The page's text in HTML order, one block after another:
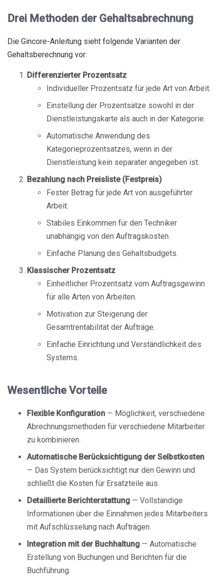
Drei Methoden der Gehaltsabrechnung
Die Gincore-Anleitung sieht folgende Varianten der
Gehaltsberechnung vor:
Differenzierter Prozentsatz
Individueller Prozentsatz für jede Art von Arbeit.
Einstellung der Prozentsätze sowohl in der
Dienstleistungskarte als auch in der Kategorie.
Automatische Anwendung des
Kategorieprozentsatzes, wenn in der
Dienstleistung kein separater angegeben ist.
Bezahlung nach Preisliste (Festpreis)
Fester Betrag für jede Art von ausgeführter
Arbeit.
Stabiles Einkommen für den Techniker
unabhängig von den Auftragskosten.
Einfache Planung des Gehaltsbudgets.
Klassischer Prozentsatz
Einheitlicher Prozentsatz vom Auftragsgewinn
für alle Arten von Arbeiten.
Motivation zur Steigerung der
Gesamtrentabilität der Aufträge.
Einfache Einrichtung und Verständlichkeit des
Systems.
Wesentliche Vorteile
Flexible Konfiguration — Möglichkeit, verschiedene
Abrechnungsmethoden für verschiedene Mitarbeiter
zu kombinieren.
Automatische Berücksichtigung der Selbstkosten
— Das System berücksichtigt nur den Gewinn und
schließt die Kosten für Ersatzteile aus.
Detaillierte Berichterstattung — Vollständige
Informationen über die Einnahmen jedes Mitarbeiters
mit Aufschlüsselung nach Aufträgen.
Integration mit der Buchhaltung — Automatische
Erstellung von Buchungen und Berichten für die
Buchführung.